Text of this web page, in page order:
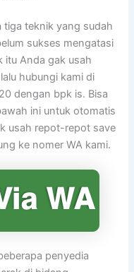
tiga teknik yang sudah
sukses mengatasi
itu Anda gak usah
hubungi kami di
dengan bpk is. Bisa
ini untuk otomatis
usah repot-repot save
ke nomer WA kami.
penyedia